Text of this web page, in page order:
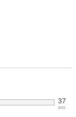
37
ans